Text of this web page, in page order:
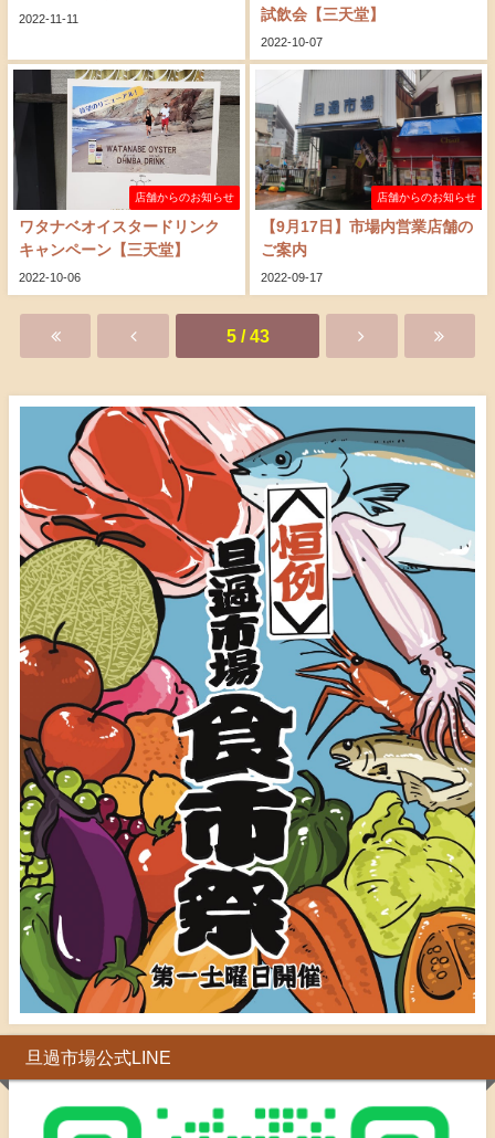
2022-11-11
試飲会【三天堂】
2022-10-07
店舗からのお知らせ
ワタナベオイスタードリンク
キャンペーン【三天堂】
2022-10-06
店舗からのお知らせ
【9月17日】市場内営業店舗の
ご案内
2022-09-17
5 / 43
旦過市場公式LINE